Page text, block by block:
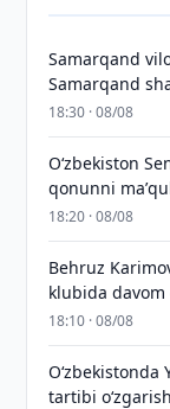
Samarqand
Samarqand
18:30 · 08/08
Oʻzbekiston
qonunni
18:20 · 08/08
Behruz
klubida
18:10 · 08/08
O‘zbekistonda
tartibi